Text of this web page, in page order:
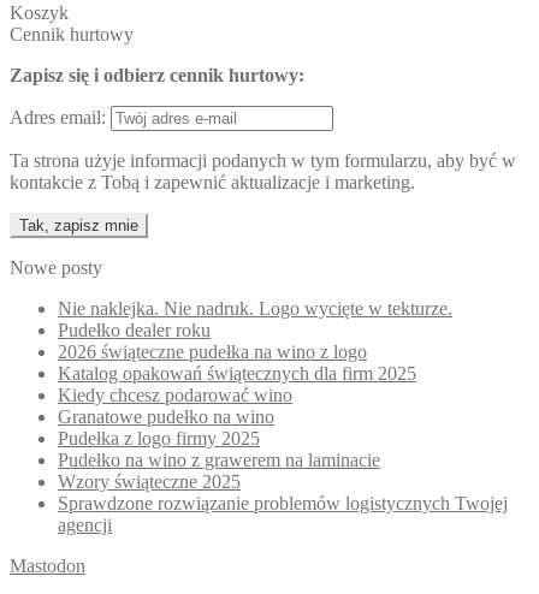
Koszyk
Cennik hurtowy
Zapisz się i odbierz cennik hurtowy:
Adres email:
Ta strona użyje informacji podanych w tym formularzu, aby być w
kontakcie z Tobą i zapewnić aktualizacje i marketing.
Nowe posty
Nie naklejka. Nie nadruk. Logo wycięte w tekturze.
Pudełko dealer roku
2026 świąteczne pudełka na wino z logo
Katalog opakowań świątecznych dla firm 2025
Kiedy chcesz podarować wino
Granatowe pudełko na wino
Pudełka z logo firmy 2025
Pudełko na wino z grawerem na laminacie
Wzory świąteczne 2025
Sprawdzone rozwiązanie problemów logistycznych Twojej
agencji
Mastodon